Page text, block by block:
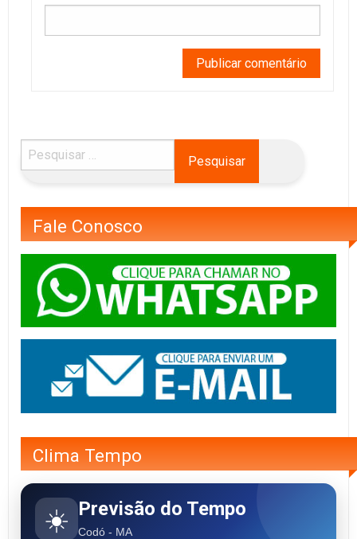
Fale Conosco
Clima Tempo
☀️ Previsão do Tempo
Codó - MA